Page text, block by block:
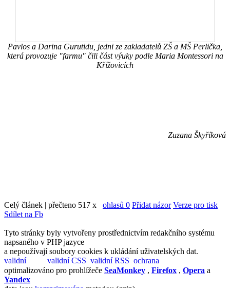
Pavlos a Darina Gurutidu, jedni ze zakladatelů ZŠ a MŠ Perlička,
která provozuje "farmu" čili část výuky podle Maria Montessori na
Křížovicích
Zuzana Škyříková
Celý článek | přečteno 517 x ohlasů 0 Přidat názor Verze pro tisk
Sdílet na Fb
Tyto stránky byly vytvořeny prostřednictvím redakčního systému
napsaného v PHP jazyce
a nepoužívají soubory cookies k ukládání uživatelských dat.
optimalizováno pro prohlížeče SeaMonkey , Firefox , Opera a
Yandex